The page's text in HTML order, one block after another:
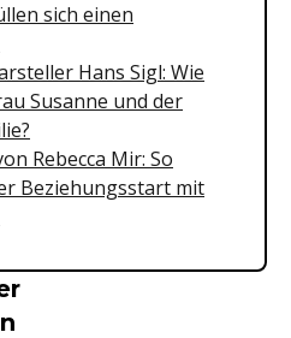
sich einen
Hans Sigl: Wie
Susanne und der
Rebecca Mir: So
Beziehungsstart mit